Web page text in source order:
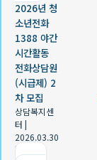
2026년 청
소년전화
1388 야간
시간활동
전화상담원
(시급제) 2
차 모집
상담복지센
터 |
2026.03.30
|